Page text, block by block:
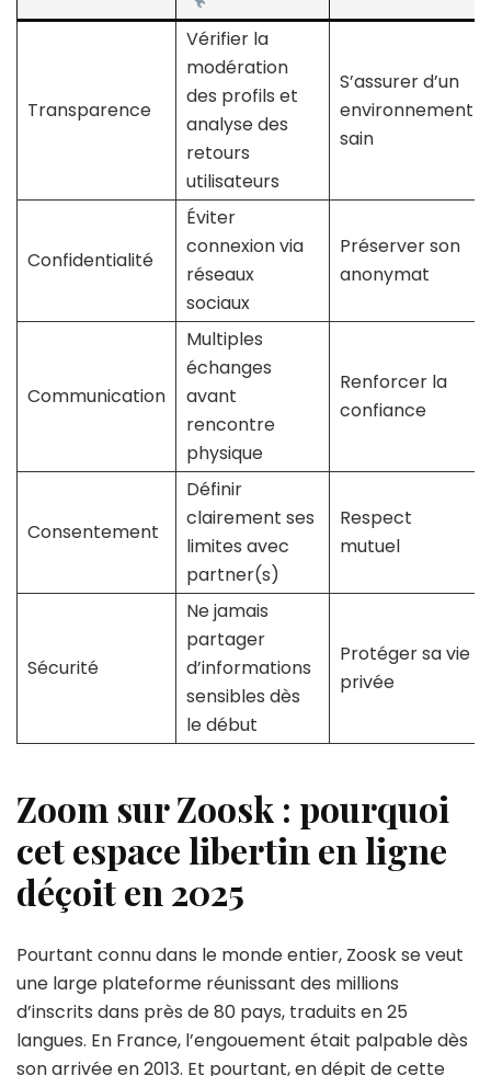
Transparence
Vérifier la
modération
des profils et
analyse des
retours
utilisateurs
S’assurer d’un
environnement
sain
Confidentialité
Éviter
connexion via
réseaux
sociaux
Préserver son
anonymat
Communication
Multiples
échanges
avant
rencontre
physique
Renforcer la
confiance
Consentement
Définir
clairement ses
limites avec
partner(s)
Respect
mutuel
Sécurité
Ne jamais
partager
d’informations
sensibles dès
le début
Protéger sa vie
privée
Zoom sur Zoosk : pourquoi
cet espace libertin en ligne
déçoit en 2025
Pourtant connu dans le monde entier, Zoosk se veut
une large plateforme réunissant des millions
d’inscrits dans près de 80 pays, traduits en 25
langues. En France, l’engouement était palpable dès
son arrivée en 2013. Et pourtant, en dépit de cette